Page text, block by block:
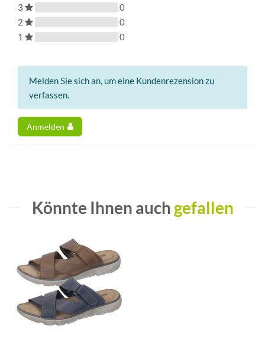
3
0
2
0
1
0
Melden Sie sich an, um eine Kundenrezension zu
verfassen.
Anmelden
Könnte Ihnen auch gefallen